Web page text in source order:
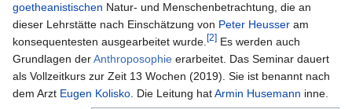
goetheanistischen Natur- und Menschenbetrachtung, die an
dieser Lehrstätte nach Einschätzung von Peter Heusser am
konsequentesten ausgearbeitet wurde.[2] Es werden auch
Grundlagen derAnthroposophie erarbeitet. Das Seminar dauert
als Vollzeitkurs zur Zeit 13 Wochen (2019). Sie ist benannt nach
dem Arzt Eugen Kolisko. Die Leitung hatArmin Husemann inne.